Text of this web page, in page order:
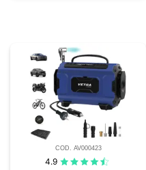
COD. AV000423
4.9